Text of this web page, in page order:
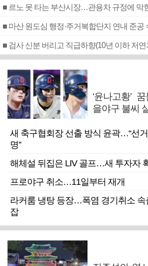
■ 르노 못 타는 부산시장…관용차 규정에 막
■ 마산 원도심 행정·주거복합단지 연내 준공
‘윤나고황’
을야구 불씨
새 축구협회장 선출 방식 윤곽…“선
명”
해체설 뒤집은 LIV 골프…새 투자자
프로야구 취소…11일부터 재개
라커룸 냉탕 등장…폭염 경기취소 속
잡